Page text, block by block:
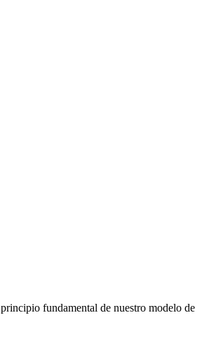
fundamental de nuestro modelo de